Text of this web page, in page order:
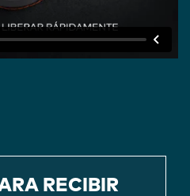
RECIBIR